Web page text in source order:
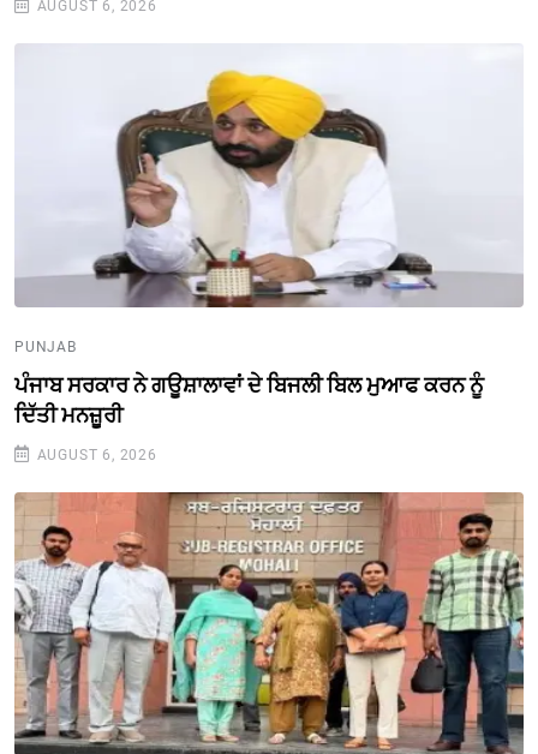
AUGUST 6, 2026
PUNJAB
ਪੰਜਾਬ ਸਰਕਾਰ ਨੇ ਗਊਸ਼ਾਲਾਵਾਂ ਦੇ ਬਿਜਲੀ ਬਿਲ ਮੁਆਫ ਕਰਨ ਨੂੰ
ਦਿੱਤੀ ਮਨਜ਼ੂਰੀ
AUGUST 6, 2026